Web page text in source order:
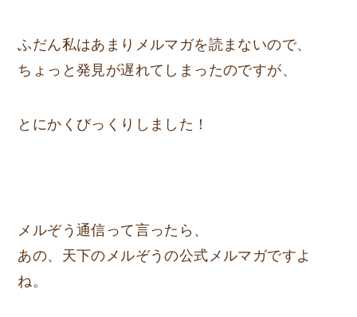
ふだん私はあまりメルマガを読まないので、
ちょっと発見が遅れてしまったのですが、
とにかくびっくりしました！
メルぞう通信って言ったら、
あの、天下のメルぞうの公式メルマガですよ
ね。